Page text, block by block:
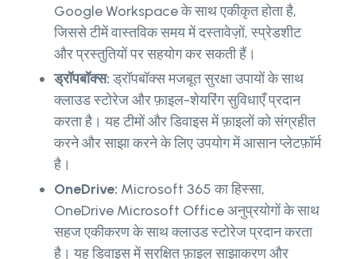
Google Workspace के साथ एकीकृत होता है,
जिससे टीमें वास्तविक समय में दस्तावेज़ों, स्प्रेडशीट
और प्रस्तुतियों पर सहयोग कर सकती हैं।
ड्रॉपबॉक्स:ड्रॉपबॉक्स मजबूत सुरक्षा उपायों के साथ
क्लाउड स्टोरेज और फ़ाइल-शेयरिंग सुविधाएँ प्रदान
करता है। यह टीमों और डिवाइस में फ़ाइलों को संग्रहीत
करने और साझा करने के लिए उपयोग में आसान प्लेटफ़ॉर्म
है।
OneDrive: Microsoft 365 का हिस्सा,
OneDrive Microsoft Office अनुप्रयोगों के साथ
सहज एकीकरण के साथ क्लाउड स्टोरेज प्रदान करता
है। यह डिवाइस में सुरक्षित फ़ाइल साझाकरण और